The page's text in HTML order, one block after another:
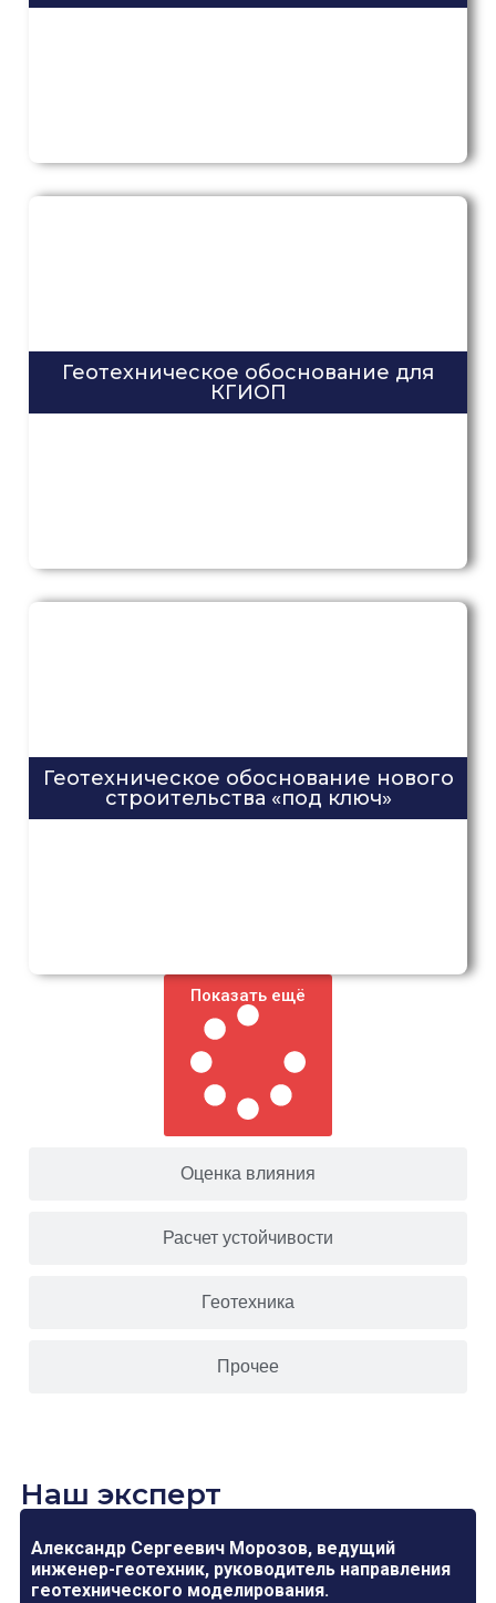
Оценка влияния
Расчет устойчивости
Геотехника
Прочее
Геотехническое обоснование для
КГИОП
Геотехническое обоснование нового
строительства «под ключ»
Показать ещё
Наш эксперт
Александр Сергеевич Морозов, ведущий
инженер-геотехник, руководитель направления
геотехнического моделирования.
Прикрепите проект, ТЗ или исходные данные.
Рассчитаем стоимость и сроки выполнения работ.